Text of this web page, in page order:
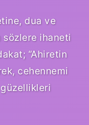
dua ve
ihaneti
“Ahiretin
cehennemi